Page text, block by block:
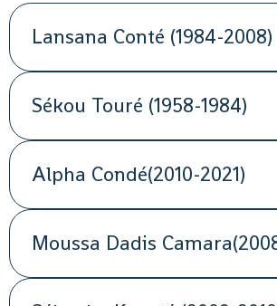
Lansana Conté (1984-2008)
Sékou Touré (1958-1984)
Alpha Condé(2010-2021)
Moussa Dadis